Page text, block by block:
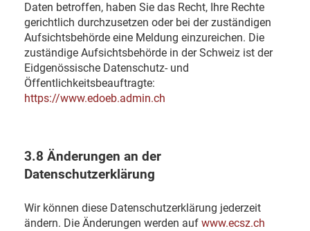
Daten betroffen, haben Sie das Recht, Ihre Rechte
gerichtlich durchzusetzen oder bei der zuständigen
Aufsichtsbehörde eine Meldung einzureichen. Die
zuständige Aufsichtsbehörde in der Schweiz ist der
Eidgenössische Datenschutz- und
Öffentlichkeitsbeauftragte:
https://www.edoeb.admin.ch
3.8 Änderungen an der
Datenschutzerklärung
Wir können diese Datenschutzerklärung jederzeit
ändern. Die Änderungen werden auf www.ecsz.ch